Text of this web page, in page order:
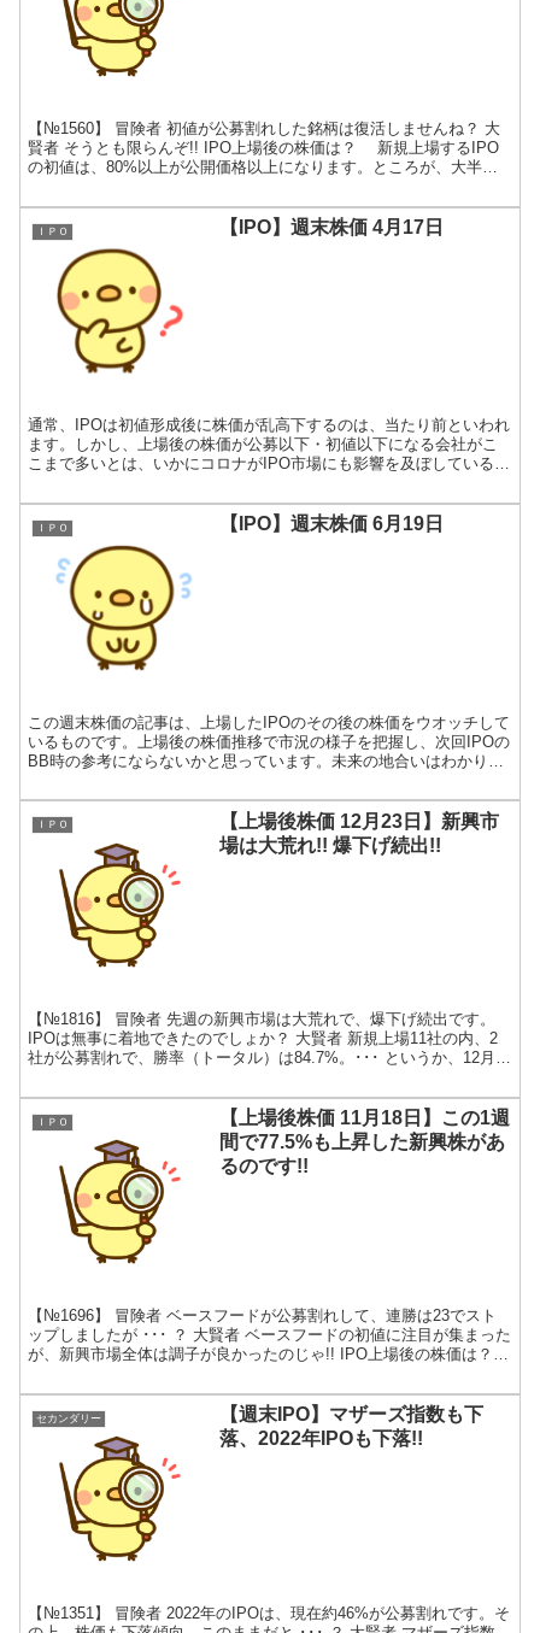
【№1560】 冒険者 初値が公募割れした銘柄は復活しませんね？ 大
賢者 そうとも限らんぞ!! IPO上場後の株価は？ 新規上場するIPO
の初値は、80%以上が公開価格以上になります。ところが、大半の
ＩＰＯ 【IPO】週末株価 4月17日
通常、IPOは初値形成後に株価が乱高下するのは、当たり前といわれ
ます。しかし、上場後の株価が公募以下・初値以下になる会社がこ
こまで多いとは、いかにコロナがIPO市場にも影響を及ぼしているか
ＩＰＯ 【IPO】週末株価 6月19日
この週末株価の記事は、上場したIPOのその後の株価をウオッチして
いるものです。上場後の株価推移で市況の様子を把握し、次回IPOの
BB時の参考にならないかと思っています。未来の地合いはわかりま
ＩＰＯ
【上場後株価 12月23日】新興市
場は大荒れ!! 爆下げ続出!!
【№1816】 冒険者 先週の新興市場は大荒れで、爆下げ続出です。
IPOは無事に着地できたのでしょか？ 大賢者 新規上場11社の内、2
社が公募割れで、勝率（トータル）は84.7%。･･･ というか、12月
ＩＰＯ
【上場後株価 11月18日】この1週
間で77.5%も上昇した新興株があ
るのです!!
【№1696】 冒険者 ベースフードが公募割れして、連勝は23でスト
ップしましたが ･･･ ？ 大賢者 ベースフードの初値に注目が集まった
が、新興市場全体は調子が良かったのじゃ!! IPO上場後の株価は？
セカンダリー
【週末IPO】マザーズ指数も下
落、2022年IPOも下落!!
【№1351】 冒険者 2022年のIPOは、現在約46%が公募割れです。そ